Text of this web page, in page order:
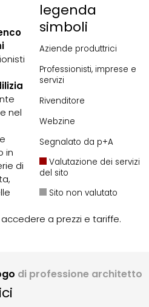
legenda
simboli
Aziende produttrici
Professionisti, imprese e
servizi
Rivenditore
Webzine
Segnalato da p+A
Valutazione dei servizi
del sito
Sito non valutato
nel
in
di
a prezzi e tariffe.
di professione architetto